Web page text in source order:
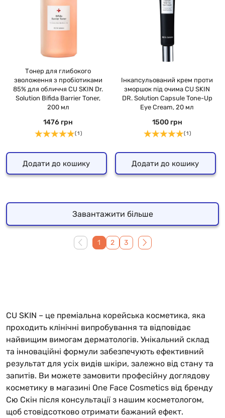
Тонер для глибокого
зволоження з пробіотиками
85% для обличчя CU SKIN Dr.
Solution Bifida Barrier Toner,
200 мл
1476 грн
( 1 )
Додати до кошику
Інкапсульований крем проти
зморшок під очима CU SKIN
DR. Solution Capsule Tone-Up
Eye Cream, 20 мл
1500 грн
( 1 )
Додати до кошику
Завантажити більше
1 2 3
CU SKIN – це преміальна корейська косметика, яка
проходить клінічні випробування та відповідає
найвищим вимогам дерматологів. Унікальний склад
та інноваційні формули забезпечують ефективний
результат для усіх видів шкіри, залежно від стану та
запитів. Ви можете замовити професійну доглядову
косметику в магазині One Face Cosmetics від бренду
Сю Скін після консультації з нашим косметологом,
щоб стовідсотково отримати бажаний ефект.